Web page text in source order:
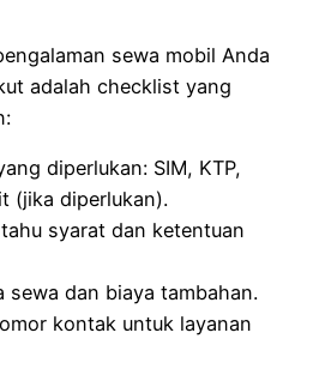
sewa mobil Anda
adalah checklist yang
diperlukan: SIM, KTP,
(jika diperlukan).
syarat dan ketentuan
sewa dan biaya tambahan.
kontak untuk layanan